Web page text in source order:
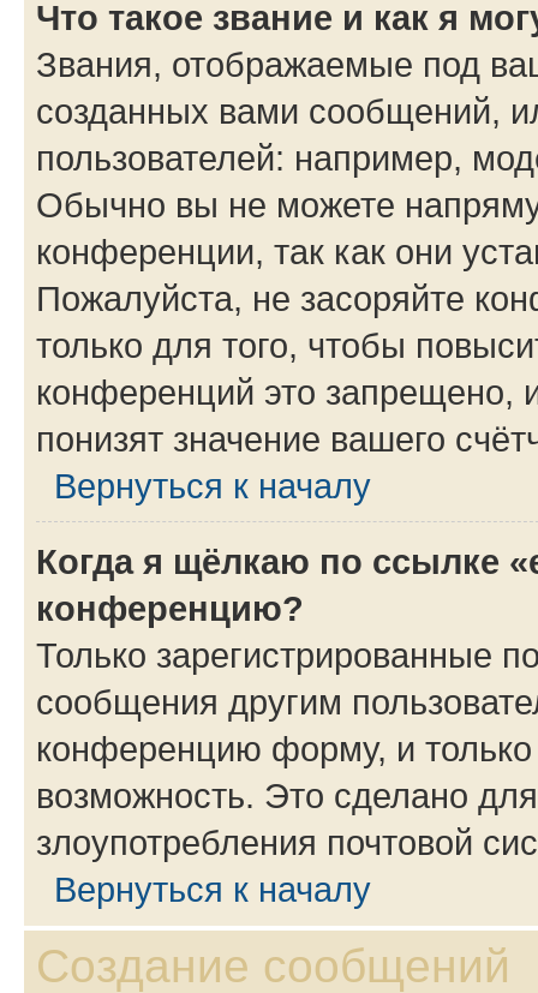
Что такое звание и как я
Звания, отображаемые под
созданных вами сообщений,
пользователей: например,
Обычно вы не можете
конференции, так как они
Пожалуйста, не засоряйте
только для того, чтобы
конференций это запрещено,
понизят значение вашего
Вернуться к началу
Когда я щёлкаю по ссылке
конференцию?
Только зарегистрированные
сообщения другим
конференцию форму, и
возможность. Это сделано
злоупотребления почтовой
Вернуться к началу
Создание сообщений